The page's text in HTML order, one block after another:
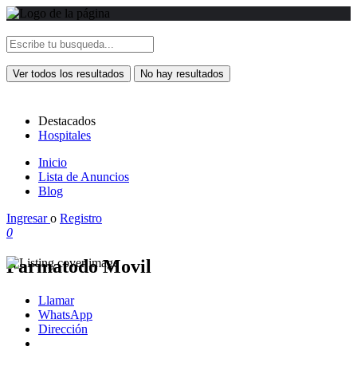
Ver todos los resultados No hay resultados
Destacados
Hospitales
Inicio
Lista de Anuncios
Blog
Ingresaro Registro
0
Farmatodo Movil
Llamar
WhatsApp
Dirección